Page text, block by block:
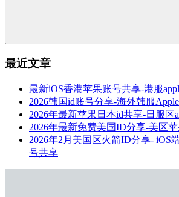
最近文章
最新iOS香港苹果账号共享-港服
2026韩国id账号分享-海外韩服
2026年最新苹果日本id共享-日服区
2026年最新免费美国ID分享-美区
2026年2月美国区火箭ID分享- iOS
号共享